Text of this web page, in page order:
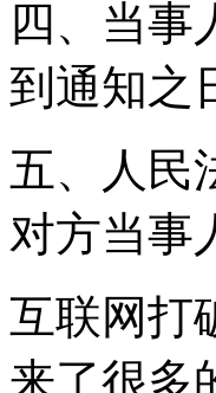
四、当事
到通知之
五、人民
对方当事
互联网打
来了很多